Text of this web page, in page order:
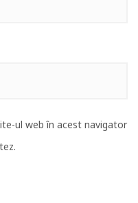
ul web în acest navigator